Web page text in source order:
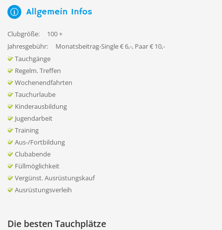
Allgemein Infos
Clubgröße:
100 +
Jahresgebühr:
Monatsbeitrag-Single € 6,-, Paar € 10,-
Tauchgänge
Regelm. Treffen
Wochenendfahrten
Tauchurlaube
Kinderausbildung
Jugendarbeit
Training
Aus-/Fortbildung
Clubabende
Füllmöglichkeit
Vergünst. Ausrüstungskauf
Ausrüstungsverleih
Die besten Tauchplätze